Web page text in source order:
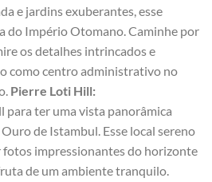
e jardins exuberantes, esse
do Império Otomano. Caminhe por
os detalhes intrincados e
como centro administrativo no
Pierre Loti Hill:
para ter uma vista panorâmica
de Istambul. Esse local sereno
impressionantes do horizonte
de um ambiente tranquilo.